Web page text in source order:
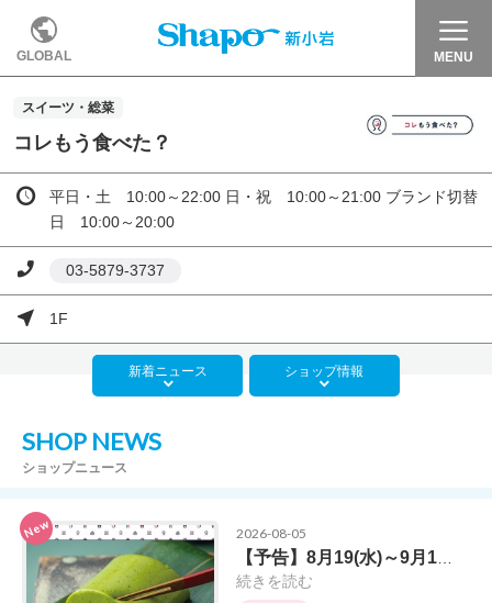
GLOBAL MENU
スイーツ・総菜
コレもう食べた？
平日・土 10:00～22:00 日・祝 10:00～21:00 ブランド切替
日 10:00～20:00
03-5879-3737
1F
新着ニュース ショップ情報
SHOP NEWS
ショップニュース
New 2026-08-05
続きを読む